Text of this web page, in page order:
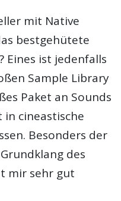
mit Native
bestgehütete
Eines ist jedenfalls
Sample Library
Paket an Sounds
in cineastische
Besonders der
des
mir sehr gut